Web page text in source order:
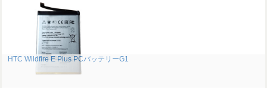
HTC Wildfire E Plus PCバッテリーG1